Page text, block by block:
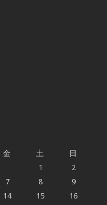
金 土
日
1
2
7 8
9
14 15
16